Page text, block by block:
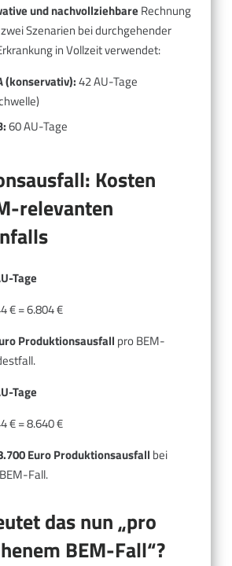
und nachvollziehbare Rechnung
Szenarien bei durchgehender
in Vollzeit verwendet:
(konservativ):42 AU-Tage
60 AU-Tage
Kosten
relevanten
Tage
€ = 6.804 €
Produktionsausfall pro BEM-
Tage
€ = 8.640 €
Euro Produktionsausfall bei
Fall.
das nun „pro
BEM-Fall“?